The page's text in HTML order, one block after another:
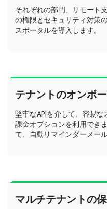
それぞれの部門、リモート
の権限とセキュリティ対策
スポータルを導入します。
テナントのオンボ
堅牢なAPIを介して、容易
課金オプションを利用でき
て、自動リマインダーメー
マルチテナントの